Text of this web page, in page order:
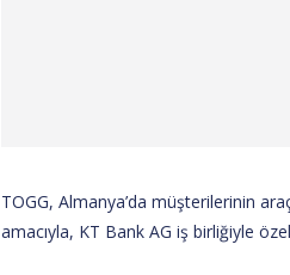
TOGG, Almanya’da müşterilerinin
amacıyla, KT Bank AG iş birliğiyle